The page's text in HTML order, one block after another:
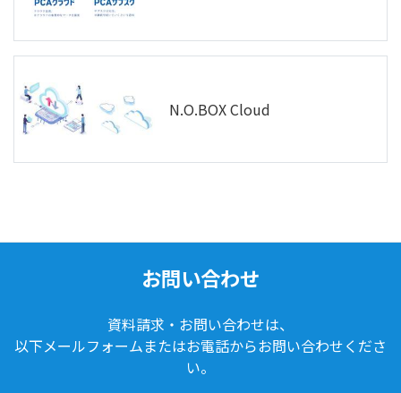
N.O.BOX Cloud
お問い合わせ
資料請求・お問い合わせは、
以下メールフォームまたはお電話からお問い合わせくださ
い。